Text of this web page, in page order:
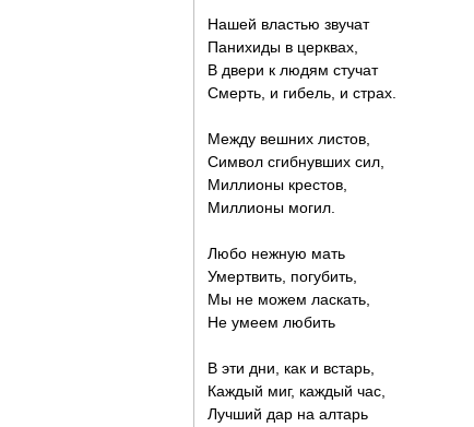
Нашей властью звучат
Панихиды в церквах,
В двери к людям стучат
Смерть, и гибель, и страх.
Между вешних листов,
Символ сгибнувших сил,
Миллионы крестов,
Миллионы могил.
Любо нежную мать
Умертвить, погубить,
Мы не можем ласкать,
Не умеем любить
В эти дни, как и встарь,
Каждый миг, каждый час,
Лучший дар на алтарь